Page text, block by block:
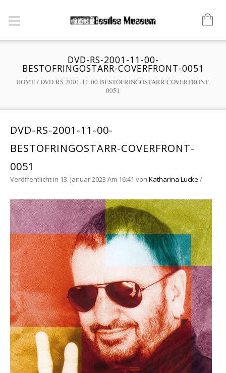
DVD-RS-2001-11-00-
BESTOFRINGOSTARR-COVERFRONT-0051
HOME/DVD-RS-2001-11-00-BESTOFRINGOSTARR-COVERFRONT-
0051
DVD-RS-2001-11-00-
BESTOFRINGOSTARR-COVERFRONT-
0051
Veröffentlicht in 13. Januar 2023 Am 16:41 von Katharina Lucke /